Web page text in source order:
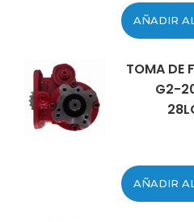
AÑADIR
TOMA DE
G2-
AÑADIR